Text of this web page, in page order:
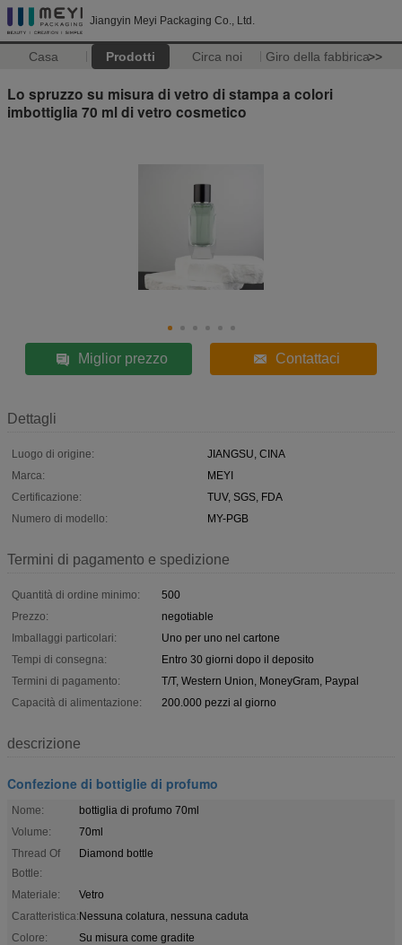
Jiangyin Meyi Packaging Co., Ltd.
Casa Prodotti Circa noi Giro della fabbrica>>
Lo spruzzo su misura di vetro di stampa a colori
imbottiglia 70 ml di vetro cosmetico
Miglior prezzo Contattaci
Dettagli
Luogo di origine:
JIANGSU, CINA
Marca:
MEYI
Certificazione:
TUV, SGS, FDA
Numero di modello:
MY-PGB
Termini di pagamento e spedizione
Quantità di ordine minimo:
500
Prezzo:
negotiable
Imballaggi particolari:
Uno per uno nel cartone
Tempi di consegna:
Entro 30 giorni dopo il deposito
Termini di pagamento:
T/T, Western Union, MoneyGram, Paypal
Capacità di alimentazione:
200.000 pezzi al giorno
descrizione
Confezione di bottiglie di profumo
Nome:
bottiglia di profumo 70ml
Volume:
70ml
Thread Of
Bottle:
Diamond bottle
Materiale:
Vetro
Caratteristica:Nessuna colatura, nessuna caduta
Colore:
Su misura come gradite